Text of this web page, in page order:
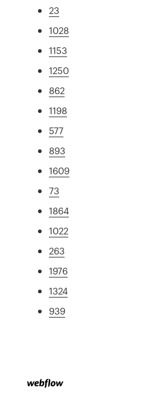
23
1028
1153
1250
862
1198
577
893
1609
73
1864
1022
263
1976
1324
939